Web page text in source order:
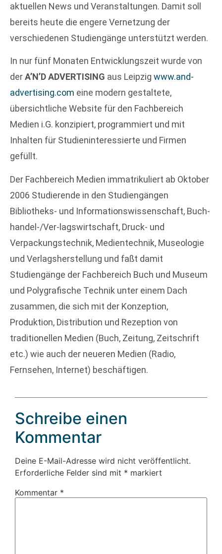
aktuellen News und Veranstaltungen. Damit soll
bereits heute die engere Vernetzung der
verschiedenen Studiengänge unterstützt werden.
In nur fünf Monaten Entwicklungszeit wurde von
derA’N’D ADVERTISING aus Leipzig www.and-
advertising.com eine modern gestaltete,
übersichtliche Website für den Fachbereich
Medien i.G. konzipiert, programmiert und mit
Inhalten für Studieninteressierte und Firmen
gefüllt.
Der Fachbereich Medien immatrikuliert ab Oktober
2006 Studierende in den Studiengängen
Bibliotheks- und Informationswissenschaft, Buch-
handel-/Ver-lagswirtschaft, Druck- und
Verpackungstechnik, Medientechnik, Museologie
und Verlagsherstellung und faßt damit
Studiengänge der Fachbereich Buch und Museum
und Polygrafische Technik unter einem Dach
zusammen, die sich mit der Konzeption,
Produktion, Distribution und Rezeption von
traditionellen Medien (Buch, Zeitung, Zeitschrift
etc.) wie auch der neueren Medien (Radio,
Fernsehen, Internet) beschäftigen.
Schreibe einen
Kommentar
Deine E-Mail-Adresse wird nicht veröffentlicht.
Erforderliche Felder sind mit * markiert
Kommentar *